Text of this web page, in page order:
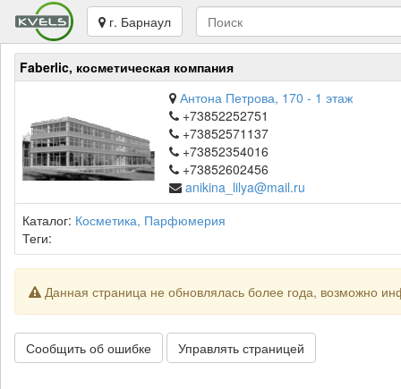
г. Барнаул
Faberlic, косметическая компания
Антона Петрова, 170 - 1 этаж
+73852252751
+73852571137
+73852354016
+73852602456
anikina_lilya@mail.ru
Каталог: Косметика, Парфюмерия
Теги:
Данная страница не обновлялась более года, возможно
Сообщить об ошибке Управлять страницей